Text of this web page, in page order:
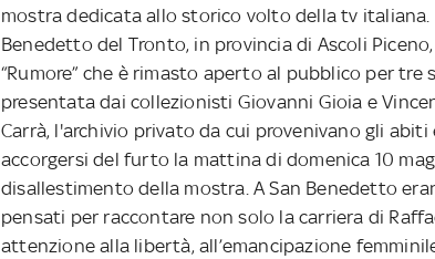
mostra dedicata allo storico volto della tv italiana.
Benedetto del Tronto, in provincia di Ascoli
“Rumore” che è rimasto aperto al pubblico per
presentata dai collezionisti Giovanni Gioia e
Carrà, l'archivio privato da cui provenivano gli
accorgersi del furto la mattina di domenica 10
disallestimento della mostra. A San Benedetto
pensati per raccontare non solo la carriera di
attenzione alla libertà, all’emancipazione